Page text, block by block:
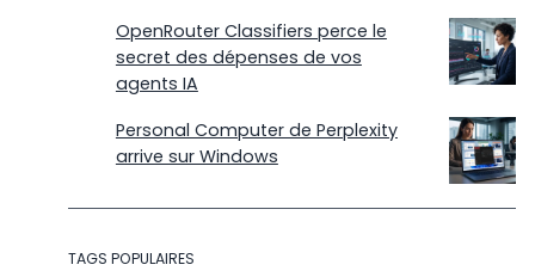
OpenRouter Classifiers perce le
secret des dépenses de vos
agents IA
Personal Computer de Perplexity
arrive sur Windows
TAGS POPULAIRES